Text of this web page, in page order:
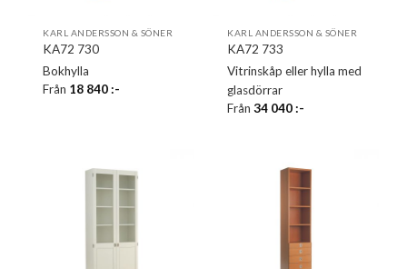
KARL ANDERSSON & SÖNER
KA72 730
Bokhylla
Från 18 840:-
KARL ANDERSSON & SÖNER
KA72 733
Vitrinskåp eller hylla med
glasdörrar
Från34 040:-